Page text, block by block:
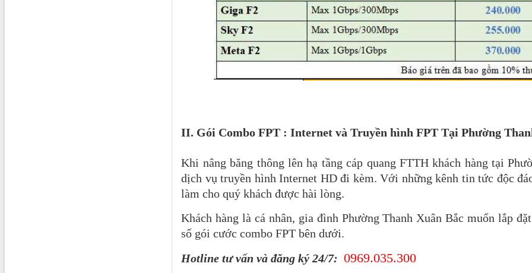
II. Gói Combo FPT : Internet và Truyền hình FPT TạiPhường
Khi nâng băng thông lên hạ tầng cáp quang FTTH khách hàng tại
dịch vụ truyền hình Internet HD đi kèm. Với những kênh tin tức độc
làm cho quý khách được hài lòng.
Khách hàng là cá nhân, gia đình Phường Thanh Xuân Bắc muốn lắp
số gói cước combo FPT bên dưới.
Hotline tư vấn và đăng ký 24/7: 0969.035.300